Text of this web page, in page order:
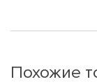
Похожие